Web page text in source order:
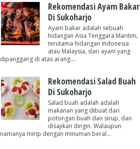
Rekomendasi Ayam Bakar
Di Sukoharjo
Ayam bakar adalah sebuah
hidangan Asia Tenggara Maritim,
terutama hidangan Indonesia
atau Malaysia, dari ayam yang
dipanggang di atas arang....
Rekomendasi Salad Buah
Di Sukoharjo
Salad buah adalah adalah
makanan yang dibuat dari
potongan buah dan sirup, dan
disajikan dingin. Walaupun
namanya mirip dengan minuman beral...